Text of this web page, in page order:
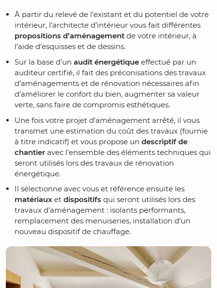
À partir du relevé de l’existant et du potentiel de votre
intérieur, l’architecte d’intérieur vous fait différentes
propositions d’aménagement de votre intérieur, à
l’aide d’esquisses et de dessins.
Sur la base d’un audit énergétique effectué par un
auditeur certifié, il fait des préconisations des travaux
d’aménagements et de rénovation nécessaires afin
d’améliorer le confort du bien, augmenter sa valeur
verte, sans faire de compromis esthétiques.
Une fois votre projet d’aménagement arrêté, il vous
transmet une estimation du coût des travaux (fournie
à titre indicatif) et vous propose un descriptif de
chantier avec l’ensemble des éléments techniques qui
seront utilisés lors des travaux de rénovation
énergétique.
Il sélectionne avec vous et référence ensuite les
matériaux et dispositifs qui seront utilisés lors des
travaux d’aménagement : isolants performants,
remplacement des menuiseries, installation d’un
nouveau dispositif de chauffage.